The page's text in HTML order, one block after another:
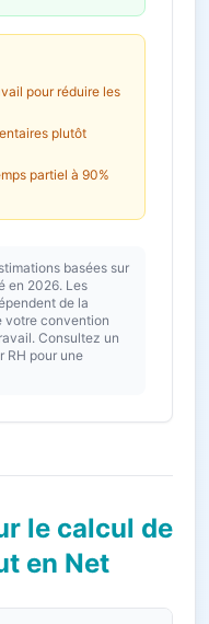
pour réduire les
plutôt
partiel à 90%
basées sur
en 2026. Les
de la
votre convention
Consultez un
RH pour une
le calcul de
en Net